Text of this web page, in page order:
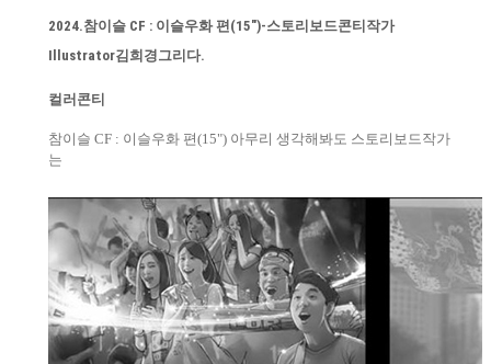
2024.참이슬 CF : 이슬우화 편(15″)-스토리보드콘티작가
Illustrator김희경그리다.
컬러콘티
참이슬 CF : 이슬우화 편(15") 아무리 생각해봐도 스토리보드작가
는